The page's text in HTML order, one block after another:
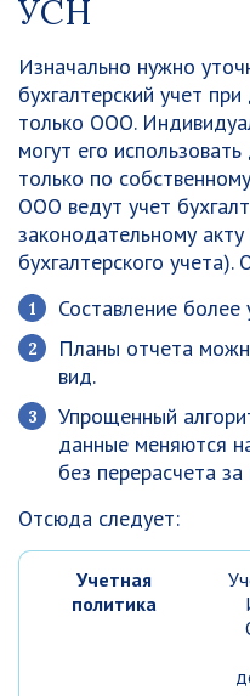
УСН
Изначально нужно
бухгалтерский учет
только ООО.
могут его
только по
ООО ведут учет
законодательному
бухгалтерского учета).
Составление
Планы отчета
вид.
Упрощенный
данные меняются
без перерасчета
Отсюда следует:
Учетная
политика